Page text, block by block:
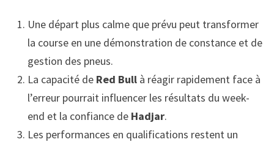
Une départ plus calme que prévu peut transformer
la course en une démonstration de constance et de
gestion des pneus.
La capacité de Red Bullà réagir rapidement face à
l’erreur pourrait influencer les résultats du week-
end et la confiance de Hadjar.
Les performances en qualifications restent un